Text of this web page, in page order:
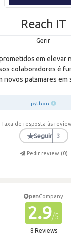
Reach IT
Gerir
em elevar
colaboradores é
novos patamares em
python
Taxa de resposta às
★Seguir 3
Pedir review (0)
penCompany
2.9/5
8 Reviews